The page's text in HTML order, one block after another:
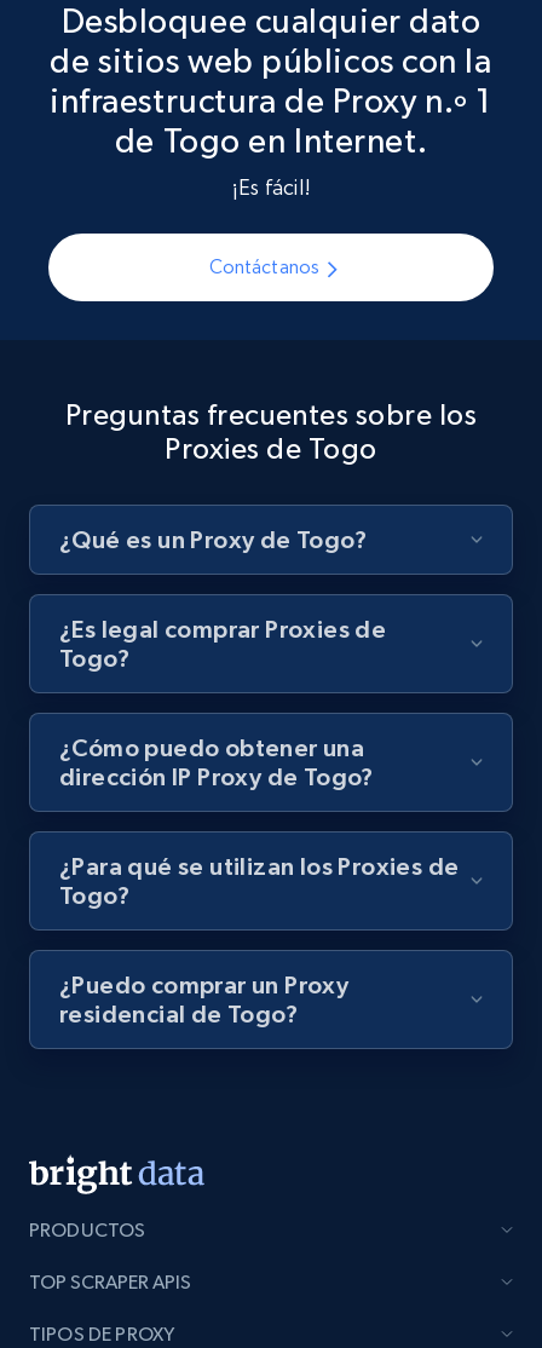
Desbloquee cualquier dato
de sitios web públicos con la
infraestructura de Proxy n.º 1
de Togo en Internet.
¡Es fácil!
Contáctanos
Preguntas frecuentes sobre los
Proxies de Togo
¿Qué es un Proxy de Togo?
¿Es legal comprar Proxies de
Togo?
¿Cómo puedo obtener una
dirección IP Proxy de Togo?
¿Para qué se utilizan los Proxies de
Togo?
¿Puedo comprar un Proxy
residencial de Togo?
PRODUCTOS
TOP SCRAPER APIS
TIPOS DE PROXY